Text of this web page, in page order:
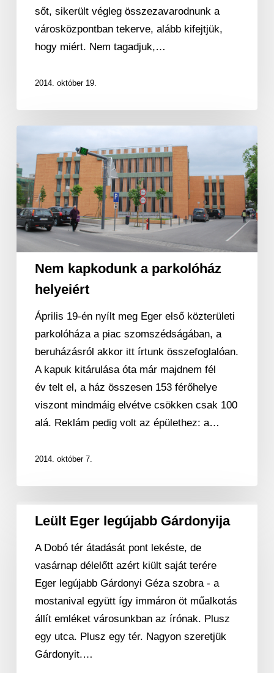
sőt, sikerült végleg összezavarodnunk a
városközpontban tekerve, alább kifejtjük,
hogy miért. Nem tagadjuk,…
2014. október 19.
kapkodunk
a
parkolóház
helyeiért
Nem kapkodunk a parkolóház
helyeiért
Április 19-én nyílt meg Eger első közterületi
parkolóháza a piac szomszédságában, a
beruházásról akkor itt írtunk összefoglalóan.
A kapuk kitárulása óta már majdnem fél
év telt el, a ház összesen 153 férőhelye
viszont mindmáig elvétve csökken csak 100
alá. Reklám pedig volt az épülethez: a…
2014. október 7.
Eger
legújabb
Gárdonyija
Leült Eger legújabb Gárdonyija
A Dobó tér átadását pont lekéste, de
vasárnap délelőtt azért kiült saját terére
Eger legújabb Gárdonyi Géza szobra - a
mostanival együtt így immáron öt műalkotás
állít emléket városunkban az írónak. Plusz
egy utca. Plusz egy tér. Nagyon szeretjük
Gárdonyit.…